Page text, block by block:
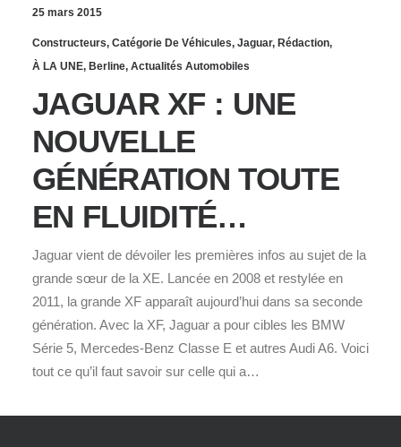
25 mars 2015
Constructeurs, Catégorie De Véhicules, Jaguar, Rédaction,
À LA UNE, Berline, Actualités Automobiles
JAGUAR XF : UNE
NOUVELLE
GÉNÉRATION TOUTE
EN FLUIDITÉ…
Jaguar vient de dévoiler les premières infos au sujet de la
grande sœur de la XE. Lancée en 2008 et restylée en
2011, la grande XF apparaît aujourd’hui dans sa seconde
génération. Avec la XF, Jaguar a pour cibles les BMW
Série 5, Mercedes-Benz Classe E et autres Audi A6. Voici
tout ce qu’il faut savoir sur celle qui a…